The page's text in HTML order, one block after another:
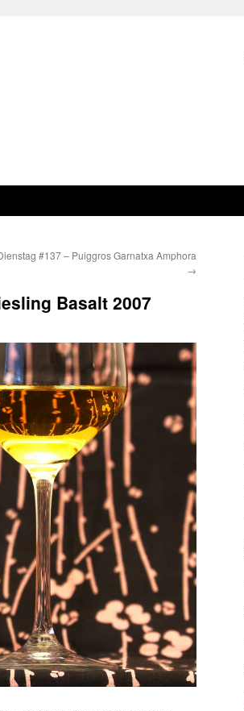
#137 – Puiggros Garnatxa Amphora
→
Basalt 2007